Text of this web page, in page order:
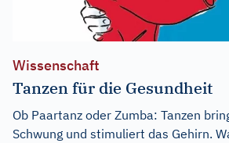
Wissenschaft
Tanzen für die Gesundheit
Ob Paartanz oder Zumba: Tanzen
Schwung und stimuliert das Gehirn.